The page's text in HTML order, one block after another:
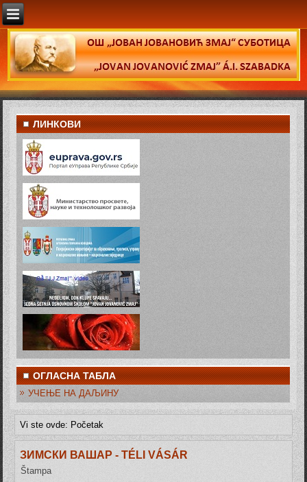
ЛИНКОВИ
ОГЛАСНА ТАБЛА
УЧЕЊЕ НА ДАЉИНУ
Vi ste ovde: Početak
ЗИМСКИ ВАШАР - TÉLI VÁSÁR
Štampa